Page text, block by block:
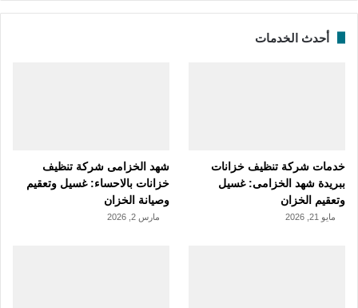
أحدث الخدمات
خدمات شركة تنظيف خزانات
ببريدة شهد الخزامى: غسيل
وتعقيم الخزان
مايو 21, 2026
شهد الخزامى شركة تنظيف
خزانات بالاحساء: غسيل وتعقيم
وصيانة الخزان
مارس 2, 2026